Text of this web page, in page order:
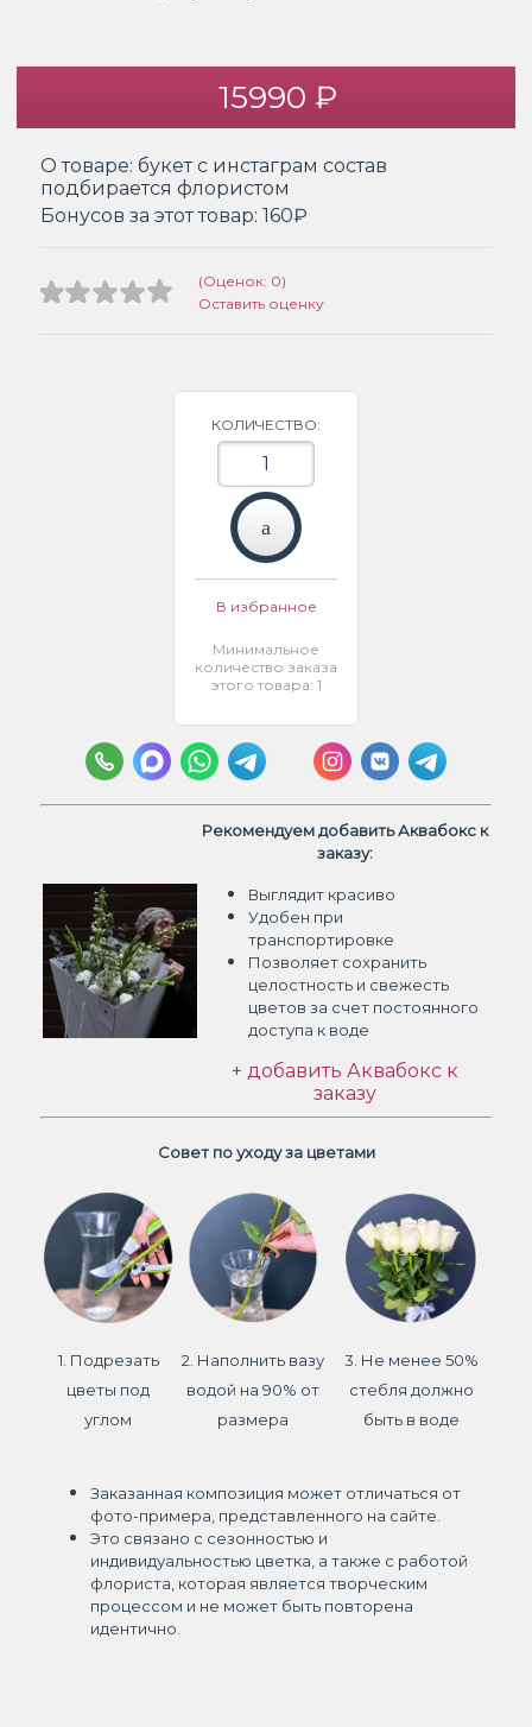
15990 ₽
О товаре: букет с инстаграм состав
подбирается флористом
Бонусов за этот товар: 160₽
(Оценок: 0)
Оставить оценку
КОЛИЧЕСТВО:
В избранное
Минимальное
количество заказа
этого товара: 1
Рекомендуем добавить Аквабокс к
заказу:
Выглядит красиво
Удобен при
транспортировке
Позволяет сохранить
целостность и свежесть
цветов за счет постоянного
доступа к воде
+ добавить Аквабокс к
заказу
Совет по уходу за цветами
1. Подрезать
цветы под
углом
2. Наполнить вазу
водой на 90% от
размера
3. Не менее 50%
стебля должно
быть в воде
Заказанная композиция может отличаться от
фото-примера, представленного на сайте.
Это связано с сезонностью и
индивидуальностью цветка, а также с работой
флориста, которая является творческим
процессом и не может быть повторена
идентично.